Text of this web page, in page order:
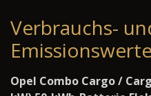
Verbrauchs-
Opel Combo Cargo /